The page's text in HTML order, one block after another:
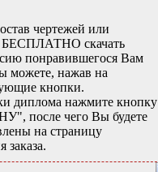
чертежей или
БЕСПЛАТНО скачать
понравившегося Вам
можете, нажав на
кнопки.
диплома нажмите кнопку
после чего Вы будете
на страницу
заказа.